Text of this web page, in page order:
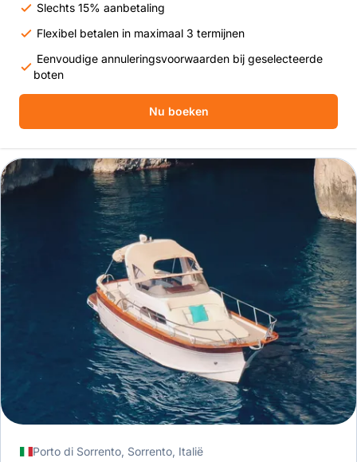
Slechts 15% aanbetaling
Flexibel betalen in maximaal 3 termijnen
Eenvoudige annuleringsvoorwaarden bij geselecteerde
boten
Nu boeken
Porto di Sorrento, Sorrento, Italië